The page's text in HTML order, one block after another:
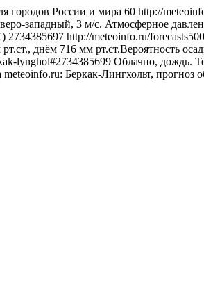
городов России и мира 60 http://
западный, 3 м/с. Атмосферное
2734385697 http://meteoinfo.ru/
днём 716 мм рт.ст.Вероятность
lynghol#2734385699 Облачно, дождь.
meteoinfo.ru: Беркак-Лингхольт, прогноз